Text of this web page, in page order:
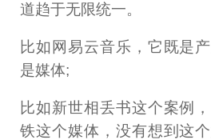
道趋于无限统一。
比如网易云音乐，它既是
是媒体;
比如新世相丢书这个案例
铁这个媒体，没有想到这